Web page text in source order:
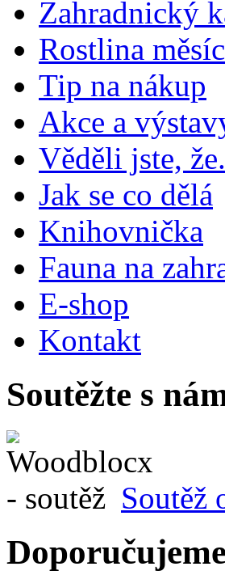
Zahradnický
Rostlina
Tip na nákup
Akce a
Věděli jste,
Jak se co dělá
Knihovnička
Fauna na
E-shop
Kontakt
Soutěžte s
Soutěž
Doporučujeme